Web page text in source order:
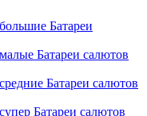
Батареи
Батареи салютов
Батареи салютов
Батареи салютов